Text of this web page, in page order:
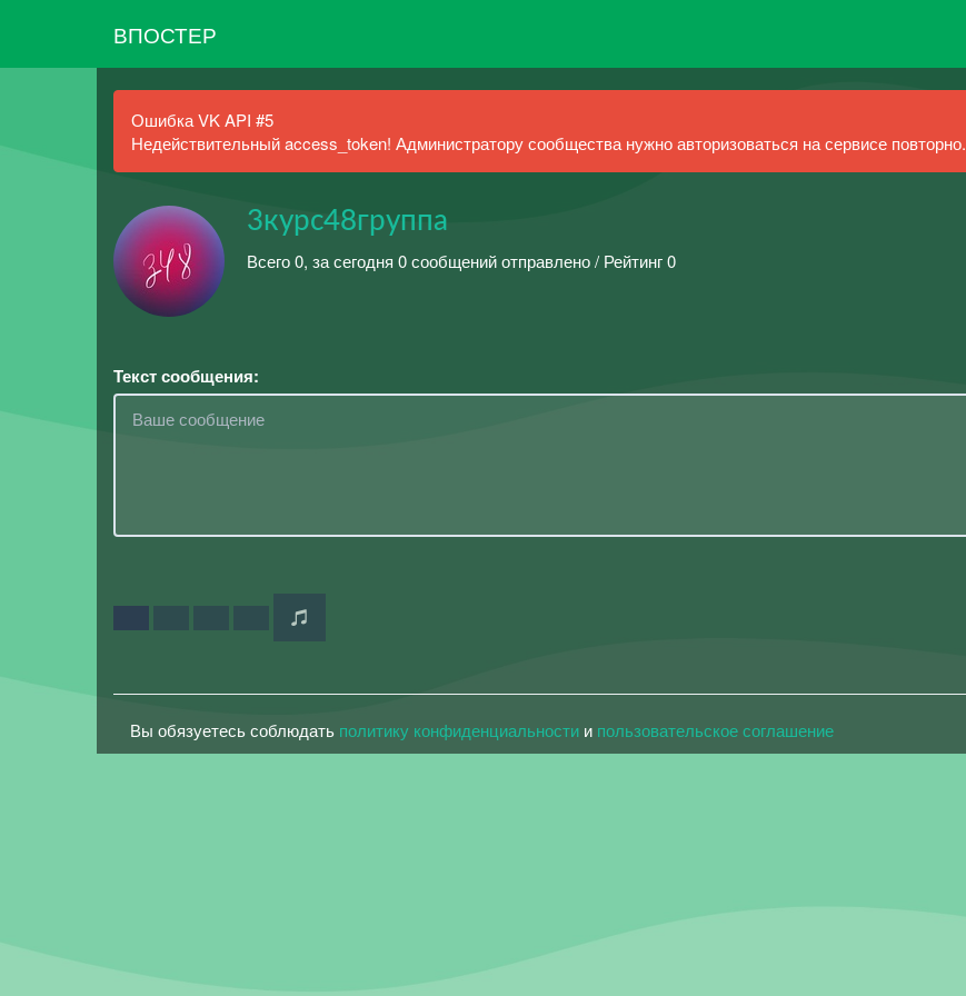
ВПОСТЕР
Ошибка VK API #5
Недействительный access_token! Администратору сообщества нужно авторизоваться на сервисе повторно.
3курс48группа
Всего 0, за сегодня 0 сообщений отправлено / Рейтинг 0
Текст сообщения:
Вы обязуетесь соблюдать политику конфиденциальности и пользовательское соглашение